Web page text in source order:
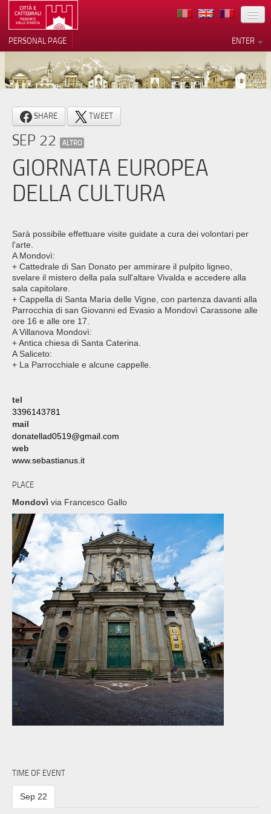
LOCATION
ARCHITECTURE
MUSEUMS
ITINERARIES
EVENTS
CONTACTS
PRESS
ENTER
PERSONAL PAGE
SHARE TWEET
SEP 22 ALTRO
GIORNATA EUROPEA
DELLA CULTURA
Sarà possibile effettuare visite guidate a cura dei volontari per
l'arte.
A Mondovì:
+ Cattedrale di San Donato per ammirare il pulpito ligneo,
svelare il mistero della pala sull'altare Vivalda e accedere alla
sala capitolare.
+ Cappella di Santa Maria delle Vigne, con partenza davanti alla
Parrocchia di san Giovanni ed Evasio a Mondovì Carassone alle
ore 16 e alle ore 17.
A Villanova Mondovì:
+ Antica chiesa di Santa Caterina.
A Saliceto:
+ La Parrocchiale e alcune cappelle.
tel
3396143781
mail
donatellad0519@gmail.com
web
www.sebastianus.it
PLACE
Mondovì via Francesco Gallo
TIME OF EVENT
Sep 22
Notice at collection
Your Privacy Choices